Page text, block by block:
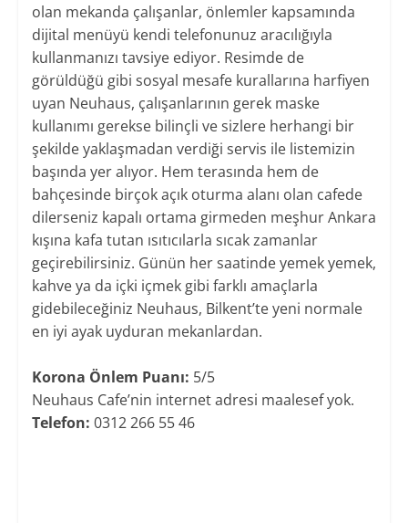
olan mekanda çalışanlar, önlemler kapsamında
dijital menüyü kendi telefonunuz aracılığıyla
kullanmanızı tavsiye ediyor. Resimde de
görüldüğü gibi sosyal mesafe kurallarına harfiyen
uyan Neuhaus, çalışanlarının gerek maske
kullanımı gerekse bilinçli ve sizlere herhangi bir
şekilde yaklaşmadan verdiği servis ile listemizin
başında yer alıyor. Hem terasında hem de
bahçesinde birçok açık oturma alanı olan cafede
dilerseniz kapalı ortama girmeden meşhur Ankara
kışına kafa tutan ısıtıcılarla sıcak zamanlar
geçirebilirsiniz. Günün her saatinde yemek yemek,
kahve ya da içki içmek gibi farklı amaçlarla
gidebileceğiniz Neuhaus, Bilkent’te yeni normale
en iyi ayak uyduran mekanlardan.
Korona Önlem Puanı: 5/5
Neuhaus Cafe’nin internet adresi maalesef yok.
Telefon: 0312 266 55 46